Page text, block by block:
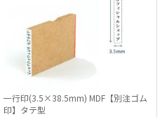
一行印(3.5×38.5mm) MDF【別注ゴム
印】タテ型